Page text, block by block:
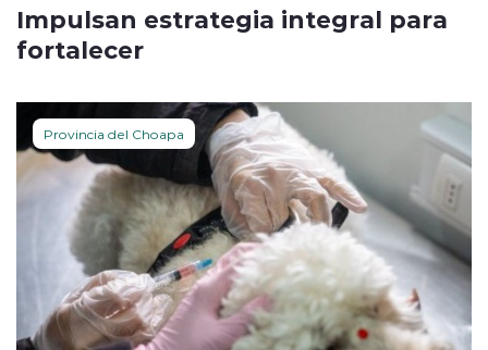
Impulsan estrategia integral para
fortalecer
Provincia del Choapa